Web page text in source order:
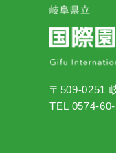
〒509-0251
TEL 0574-